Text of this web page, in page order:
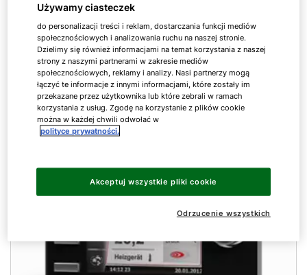
takie jak aplikacja Smartset i odpowiednie moduły
interfejsów.
Używamy ciasteczek
do personalizacji treści i reklam, dostarczania funkcji mediów
społecznościowych i analizowania ruchu na naszej stronie.
Dzielimy się również informacjami na temat korzystania z naszej
strony z naszymi partnerami w zakresie mediów
społecznościowych, reklamy i analizy. Nasi partnerzy mogą
łączyć te informacje z innymi informacjami, które zostały im
przekazane przez użytkownika lub które zebrali w ramach
korzystania z usług. Zgodę na korzystanie z plików cookie
można w każdej chwili odwołać w
polityce prywatności.
Odrzucenie wszystkich
Akceptuj wszystkie pliki cookie